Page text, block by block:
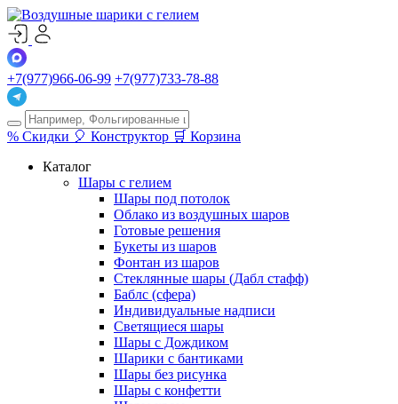
+7(977)966-06-99 +7(977)733-78-88
% Скидки 🎈 Конструктор 🛒 Корзина
Каталог
Шары с гелием
Шары под потолок
Облако из воздушных шаров
Готовые решения
Букеты из шаров
Фонтан из шаров
Стеклянные шары (Дабл стафф)
Баблс (сфера)
Индивидуальные надписи
Светящиеся шары
Шары с Дождиком
Шарики с бантиками
Шары без рисунка
Шары с конфетти